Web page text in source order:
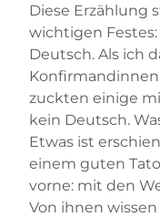
Diese Erzählung
wichtigen
Deutsch. Als ich
zuckten einige
kein Deutsch.
Etwas ist
einem guten
vorne: mit den
Von ihnen